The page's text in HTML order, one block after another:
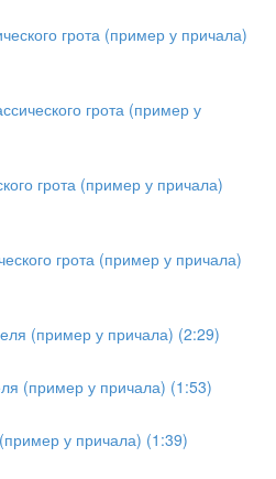
грота (пример у причала)
грота (пример у
грота (пример у причала)
грота (пример у причала)
(пример у причала) (2:29)
(пример у причала) (1:53)
у причала) (1:39)